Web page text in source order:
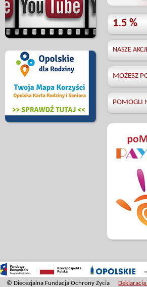
1.5 %
NASZE
MOŻESZ
POMOGLI
© Diecezjalna Fundacja Ochrony Życia